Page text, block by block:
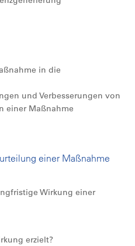
in die
und Verbesserungen von
einer Maßnahme
einer Maßnahme
Wirkung einer
erzielt?